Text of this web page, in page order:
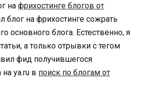
на фрихостинге блогов от
блог на фрихостинге сожрать
основного блога. Естественно, я
а только отрывки с тегом
фид получившегося
на ya.ru в поиск по блогам от